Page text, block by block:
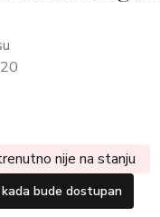
nije na stanju
bude dostupan